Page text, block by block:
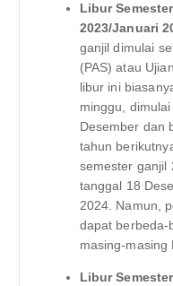
Libur
2023/Januari
ganjil dimulai
(PAS) atau
libur ini
minggu,
Desember dan
tahun
semester ganjil
tanggal 18
2024. Namun,
dapat berbeda-
masing-masing
Libur